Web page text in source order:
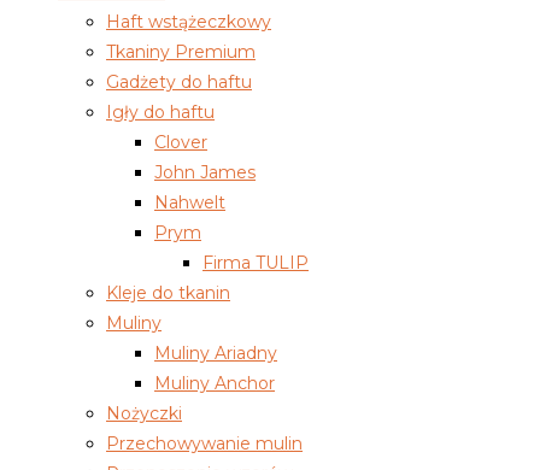
Haft wstążeczkowy
Tkaniny Premium
Gadżety do haftu
Igły do haftu
Clover
John James
Nahwelt
Prym
Firma TULIP
Kleje do tkanin
Muliny
Muliny Ariadny
Muliny Anchor
Nożyczki
Przechowywanie mulin